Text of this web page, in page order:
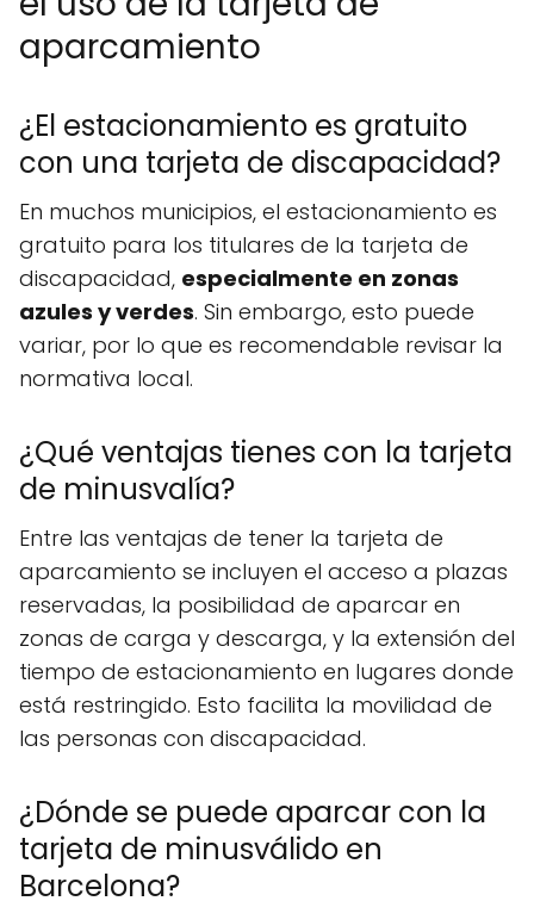
aparcamiento
¿El estacionamiento es gratuito
con una tarjeta de discapacidad?
En muchos municipios, el estacionamiento es
gratuito para los titulares de la tarjeta de
discapacidad, especialmente en zonas
azules y verdes. Sin embargo, esto puede
variar, por lo que es recomendable revisar la
normativa local.
¿Qué ventajas tienes con la tarjeta
de minusvalía?
Entre las ventajas de tener la tarjeta de
aparcamiento se incluyen el acceso a plazas
reservadas, la posibilidad de aparcar en
zonas de carga y descarga, y la extensión del
tiempo de estacionamiento en lugares donde
está restringido. Esto facilita la movilidad de
las personas con discapacidad.
¿Dónde se puede aparcar con la
tarjeta de minusválido en
Barcelona?